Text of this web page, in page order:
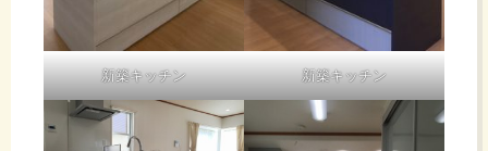
新築キッチン 新築キッチン